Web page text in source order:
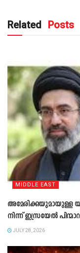
Related Posts
MIDDLE EAST
അമേരിക്കയുമായുള്ള
നിന്ന് ഇസ്രയേൽ
JULY 28, 2026